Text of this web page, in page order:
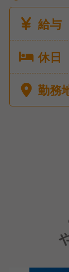
給与
休日
勤務